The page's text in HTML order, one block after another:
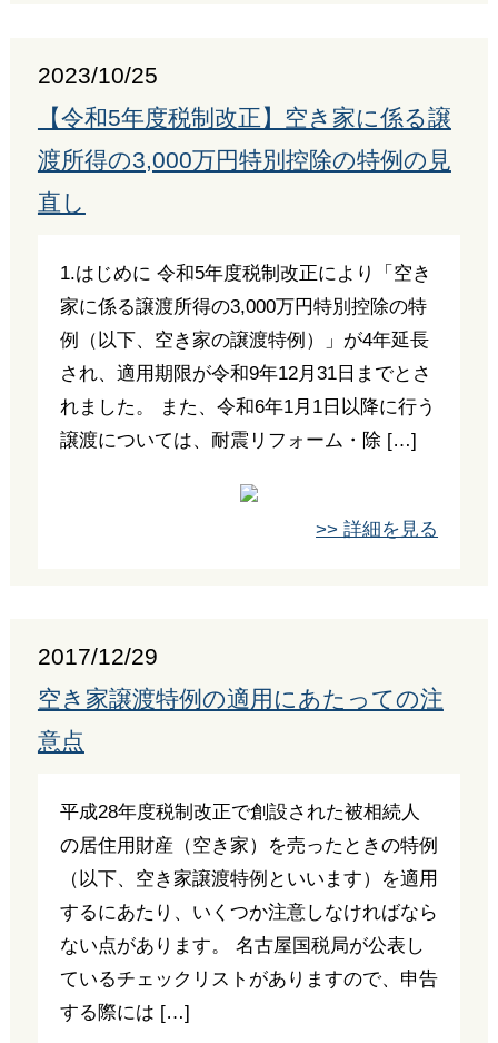
2023/10/25
【令和5年度税制改正】空き家に係る譲
渡所得の3,000万円特別控除の特例の見
直し
1.はじめに 令和5年度税制改正により「空き
家に係る譲渡所得の3,000万円特別控除の特
例（以下、空き家の譲渡特例）」が4年延長
され、適用期限が令和9年12月31日までとさ
れました。 また、令和6年1月1日以降に行う
譲渡については、耐震リフォーム・除 […]
>> 詳細を見る
2017/12/29
空き家譲渡特例の適用にあたっての注
意点
平成28年度税制改正で創設された被相続人
の居住用財産（空き家）を売ったときの特例
（以下、空き家譲渡特例といいます）を適用
するにあたり、いくつか注意しなければなら
ない点があります。 名古屋国税局が公表し
ているチェックリストがありますので、申告
する際には […]